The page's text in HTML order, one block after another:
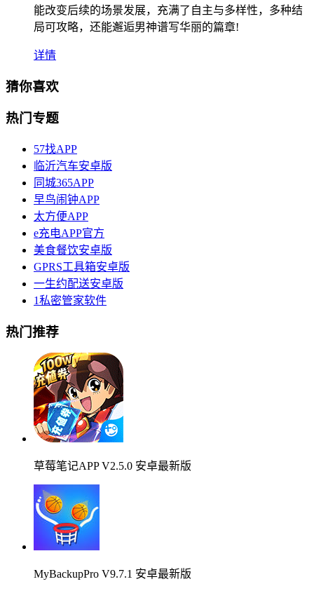
能改变后续的场景发展，充满了自主与多样性，多种结
局可攻略，还能邂逅男神谱写华丽的篇章!
详情
猜你喜欢
热门专题
57找APP
临沂汽车安卓版
同城365APP
早鸟闹钟APP
太方便APP
e充电APP官方
美食餐饮安卓版
GPRS工具箱安卓版
一生约配送安卓版
1私密管家软件
热门推荐
草莓笔记APP V2.5.0 安卓最新版
MyBackupPro V9.7.1 安卓最新版